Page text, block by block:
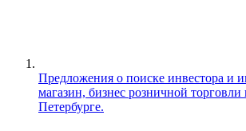
Предложения о поиске инвестора и
магазин, бизнес розничной
Петербурге.